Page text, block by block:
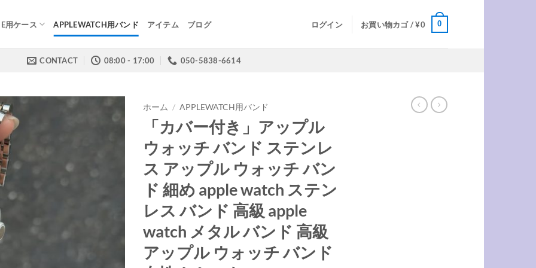
用ケース APPLEWATCH用バンド アイテム ブログ ログイン お買い物カゴ /¥0 0
CONTACT 08:00 - 17:00 050-5838-6614
ホーム / APPLEWATCH用バンド
「カバー付き」アップル
ウォッチ バンド ステンレ
ス アップル ウォッチ バン
ド 細め apple watch ステン
レス バンド 高級 apple
watch メタル バンド 高級
アップル ウォッチ バンド